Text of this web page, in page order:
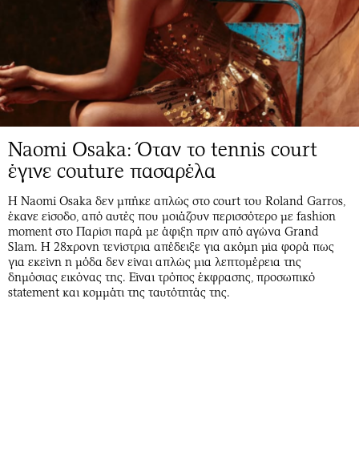
Naomi Osaka: Όταν το tennis court
έγινε couture πασαρέλα
Η Naomi Osaka δεν μπήκε απλώς στο court του Roland Garros,
έκανε είσοδο, από αυτές που μοιάζουν περισσότερο με fashion
moment στο Παρίσι παρά με άφιξη πριν από αγώνα Grand
Slam. Η 28χρονη τενίστρια απέδειξε για ακόμη μία φορά πως
για εκείνη η μόδα δεν είναι απλώς μια λεπτομέρεια της
δημόσιας εικόνας της. Είναι τρόπος έκφρασης, προσωπικό
statement και κομμάτι της ταυτότητάς της.